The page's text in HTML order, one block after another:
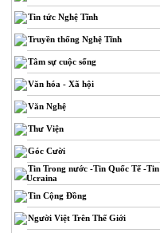
Tin tức Nghệ Tĩnh
Truyền thống Nghệ Tĩnh
Tâm sự cuộc sống
Văn hóa - Xã hội
Văn Nghệ
Thư Viện
Góc Cười
Tin Trong nước -Tin Quốc Tế -Tin
Ucraina
Tin Cộng Đồng
Người Việt Trên Thế Giới